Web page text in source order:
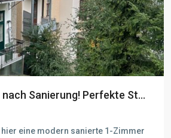
Sanierung! Perfekte St...
eine modern sanierte 1-Zimmer